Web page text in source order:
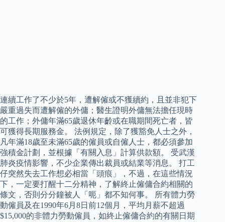
連續工作了不少於5年，遭解僱或不獲續約，且並非犯下
嚴重過失而遭解僱的外傭；醫生證明外傭無法擔任現時
的工作；外傭年滿65歲退休年齡或在職期間死亡者，皆
可獲得長期服務金。 法例規定，除了獲豁免人士之外，
凡年滿18歲至未滿65歲的僱員或自僱人士，都必須參加
強積金計劃，並根據「有關入息」計算供款額。 受武漢
肺炎疫情影響，不少企業傳出裁員或結業等消息。 打工
仔突然失去工作想必相當「頭痕」，不過，在這些情況
下，一定要打醒十二分精神，了解終止僱傭合約相關的
條文，否則分分鐘被人「呃」都不知何事。 所有體力勞
動僱員及在1990年6月8日前12個月，平均月薪不超過
$15,000的非體力勞動僱員，如終止僱傭合約的有關日期